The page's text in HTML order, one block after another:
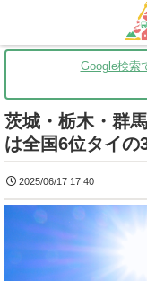
茨城
Google検索
茨城・栃木・群
は全国6位タイ
2025/06/17 17:40